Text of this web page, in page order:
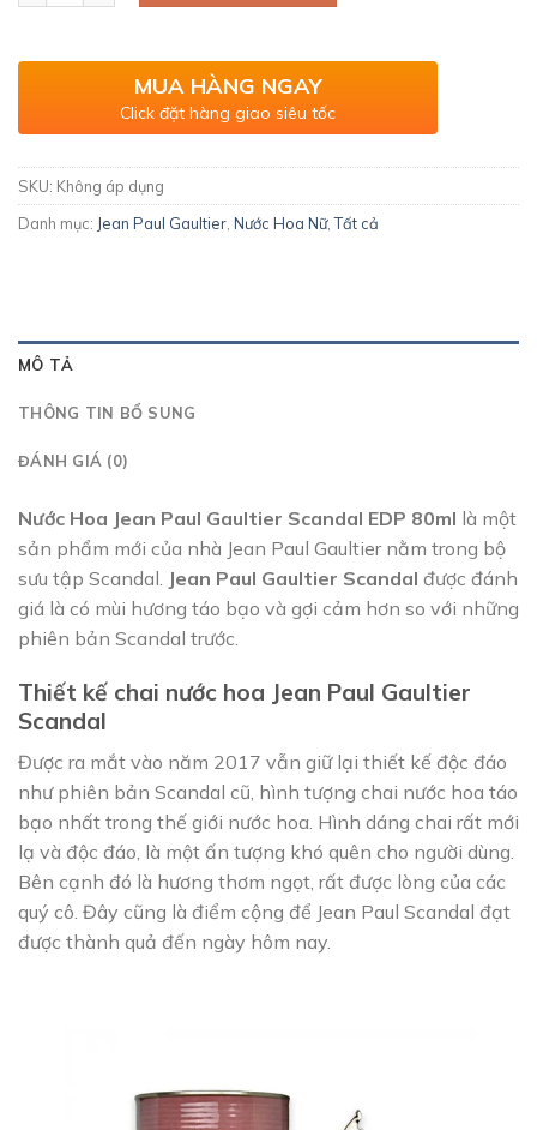
MUA HÀNG NGAY
Click đặt hàng giao siêu tốc
SKU: Không áp dụng
Danh mục: Jean Paul Gaultier Nước Hoa Nữ,Tất cả
MÔ TẢ
THÔNG TIN BỔ SUNG
ĐÁNH GIÁ (0)
Nước Hoa Jean Paul Gaultier Scandal EDP 80ml là một
sản phẩm mới của nhà Jean Paul Gaultier nằm trong bộ
sưu tập Scandal. Jean Paul Gaultier Scandal được đánh
giá là có mùi hương táo bạo và gợi cảm hơn so với những
phiên bản Scandal trước.
Thiết kế chai nước hoa Jean Paul Gaultier
Scandal
Được ra mắt vào năm 2017 vẫn giữ lại thiết kế độc đáo
như phiên bản Scandal cũ, hình tượng chai nước hoa táo
bạo nhất trong thế giới nước hoa. Hình dáng chai rất mới
lạ và độc đáo, là một ấn tượng khó quên cho người dùng.
Bên cạnh đó là hương thơm ngọt, rất được lòng của các
quý cô. Đây cũng là điểm cộng để Jean Paul Scandal đạt
được thành quả đến ngày hôm nay.